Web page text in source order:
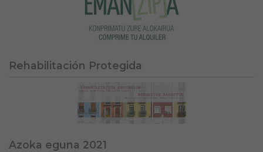
Rehabilitación Protegida
Azoka eguna 2021